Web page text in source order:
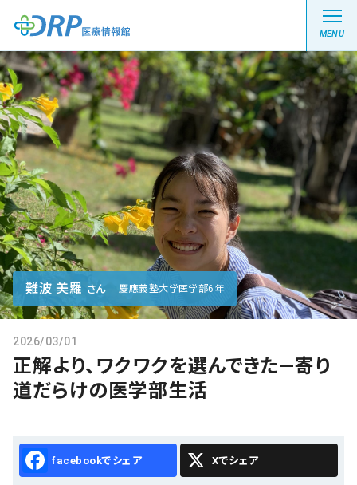
MENU
最新の注目記事
栄養健康レシピ
医療系学生記事
健康川柳
DRP医療情報館とは?
会社概要
お知らせ
難波 美羅 さん 慶應義塾大学医学部6年
2026/03/01
正解より、ワクワクを選んできた―寄り
道だらけの医学部生活
Facebook X